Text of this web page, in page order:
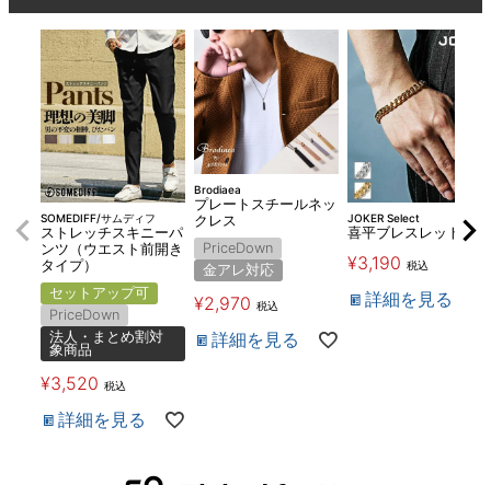
SOMEDIFF/サムディフ
ストレッチスキニーパ
ンツ（ウエスト前開き
タイプ）
セットアップ可
PriceDown
法人・まとめ割対
象商品
¥3,520 税込
詳細を見る
Brodiaea
プレートスチールネッ
クレス
PriceDown
金アレ対応
¥2,970 税込
詳細を見る
JOKER Select
喜平ブレスレット
¥3,190 税込
詳細を見る